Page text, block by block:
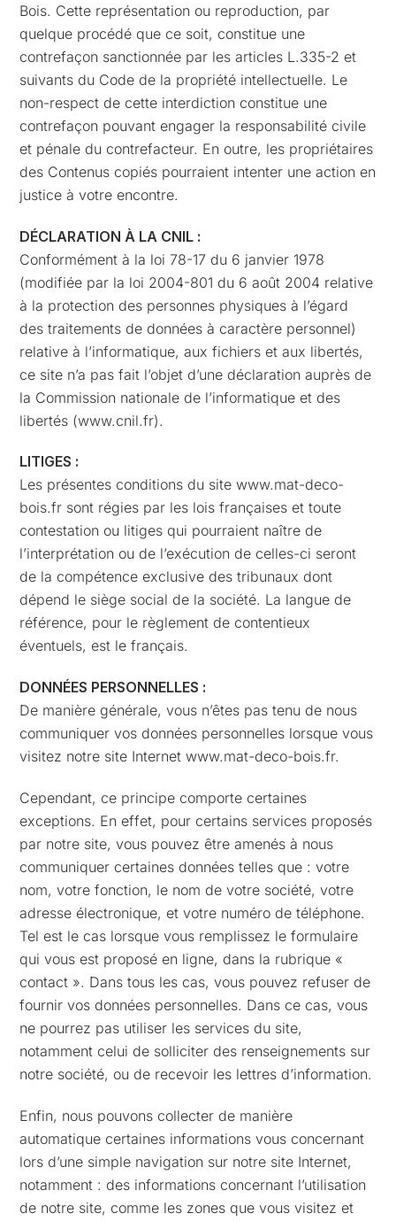
Bois. Cette représentation ou reproduction, par
quelque procédé que ce soit, constitue une
contrefaçon sanctionnée par les articles L.335-2 et
suivants du Code de la propriété intellectuelle. Le
non-respect de cette interdiction constitue une
contrefaçon pouvant engager la responsabilité civile
et pénale du contrefacteur. En outre, les propriétaires
des Contenus copiés pourraient intenter une action en
justice à votre encontre.
DÉCLARATION À LA CNIL :
Conformément à la loi 78-17 du 6 janvier 1978
(modifiée par la loi 2004-801 du 6 août 2004 relative
à la protection des personnes physiques à l’égard
des traitements de données à caractère personnel)
relative à l’informatique, aux fichiers et aux libertés,
ce site n’a pas fait l’objet d’une déclaration auprès de
la Commission nationale de l’informatique et des
libertés (www.cnil.fr).
LITIGES :
Les présentes conditions du site www.mat-deco-
bois.fr sont régies par les lois françaises et toute
contestation ou litiges qui pourraient naître de
l’interprétation ou de l’exécution de celles-ci seront
de la compétence exclusive des tribunaux dont
dépend le siège social de la société. La langue de
référence, pour le règlement de contentieux
éventuels, est le français.
DONNÉES PERSONNELLES :
De manière générale, vous n’êtes pas tenu de nous
communiquer vos données personnelles lorsque vous
visitez notre site Internet www.mat-deco-bois.fr.
Cependant, ce principe comporte certaines
exceptions. En effet, pour certains services proposés
par notre site, vous pouvez être amenés à nous
communiquer certaines données telles que : votre
nom, votre fonction, le nom de votre société, votre
adresse électronique, et votre numéro de téléphone.
Tel est le cas lorsque vous remplissez le formulaire
qui vous est proposé en ligne, dans la rubrique «
contact ». Dans tous les cas, vous pouvez refuser de
fournir vos données personnelles. Dans ce cas, vous
ne pourrez pas utiliser les services du site,
notamment celui de solliciter des renseignements sur
notre société, ou de recevoir les lettres d’information.
Enfin, nous pouvons collecter de manière
automatique certaines informations vous concernant
lors d’une simple navigation sur notre site Internet,
notamment : des informations concernant l’utilisation
de notre site, comme les zones que vous visitez et